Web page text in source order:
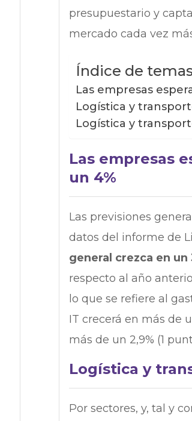
presupuestario y
mercado cada vez
Índice de
Las empresas
Logística y
Logística y
Las empresas
un 4%
Las previsiones
datos del informe de
general crezca en un
respecto al año
lo que se refiere al
IT crecerá en más de
más de un 2,9% (1
Logística y
Por sectores, y, tal y